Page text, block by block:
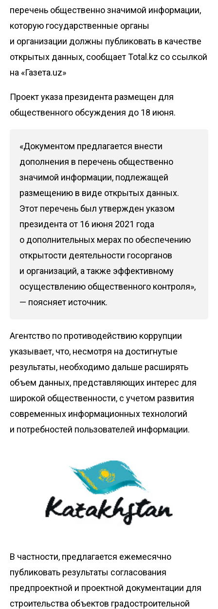
перечень общественно значимой информации,
которую государственные органы
и организации должны публиковать в качестве
открытых данных, сообщает Total.kz со ссылкой
на «Газета.uz»
Проект указа президента размещен для
общественного обсуждения до 18 июня.
«Документом предлагается внести
дополнения в перечень общественно
значимой информации, подлежащей
размещению в виде открытых данных.
Этот перечень был утвержден указом
президента от 16 июня 2021 года
о дополнительных мерах по обеспечению
открытости деятельности госорганов
и организаций, а также эффективному
осуществлению общественного контроля»,
— поясняет источник.
Агентство по противодействию коррупции
указывает, что, несмотря на достигнутые
результаты, необходимо дальше расширять
объем данных, представляющих интерес для
широкой общественности, с учетом развития
современных информационных технологий
и потребностей пользователей информации.
В частности, предлагается ежемесячно
публиковать результаты согласования
предпроектной и проектной документации для
строительства объектов градостроительной